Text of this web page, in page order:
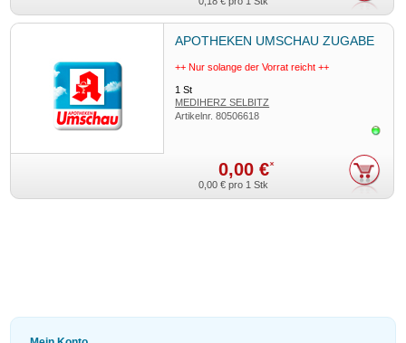
APOTHEKEN UMSCHAU ZUGABE
++ Nur solange der Vorrat reicht ++
1St
MEDIHERZ SELBITZ
Artikelnr.80506618
0,00 €*
0,00 € pro 1 Stk